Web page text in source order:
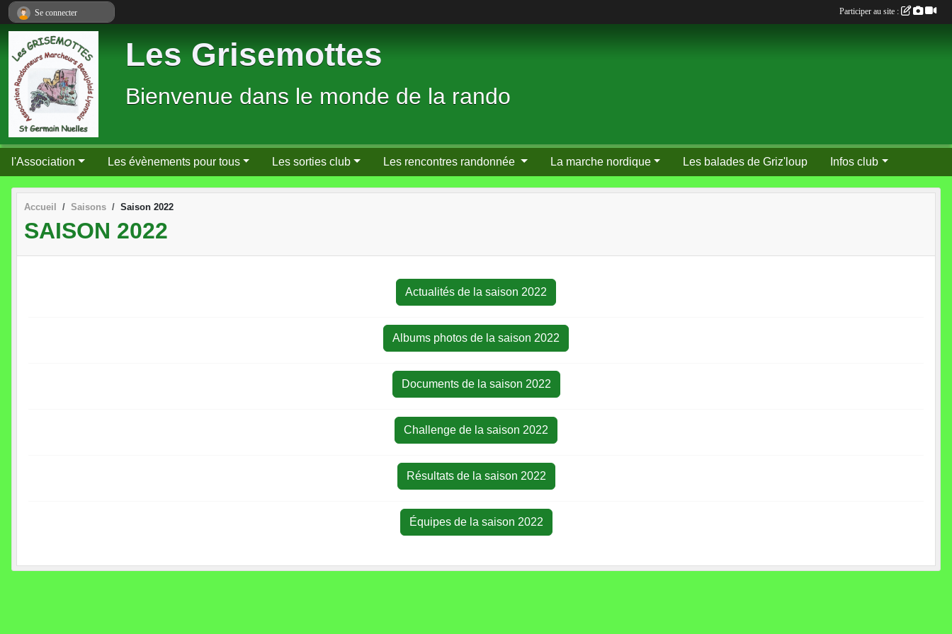
Les Grisemottes
Bienvenue dans le monde de la rando
l'Association Les évènements pour tous Les sorties club Les rencontres randonnée La marche nordique Les balades de Griz'loup Infos club
Accueil Saisons Saison 2022
SAISON 2022
Actualités de la saison 2022
Albums photos de la saison 2022
Documents de la saison 2022
Challenge de la saison 2022
Résultats de la saison 2022
Équipes de la saison 2022
Se connecter Participer au site :
Panneau de gestion des cookies